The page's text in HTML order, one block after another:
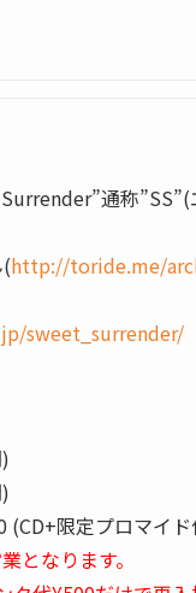
通称
http://toride.me/
sweet_surrender/
(CD+限定プロマイ
となります。